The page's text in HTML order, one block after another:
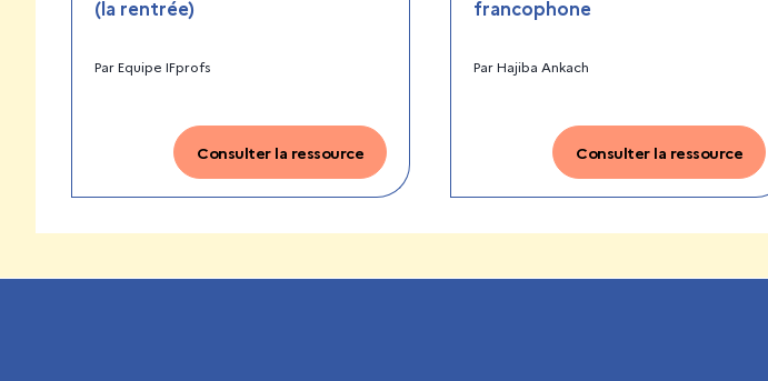
(la rentrée)
ParEquipe IFprofs
Consulter la ressource
francophone
ParHajiba Ankach
Consulter la ressource